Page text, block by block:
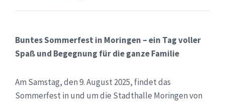
Buntes Sommerfest in Moringen – ein Tag voller
Spaß und Begegnung für die ganze Familie
Am Samstag, den 9. August 2025, findet das
Sommerfest in und um die Stadthalle Moringen von